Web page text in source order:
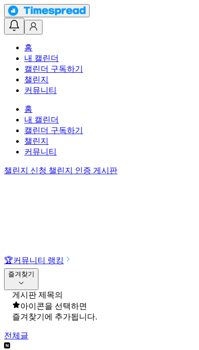
홈
내 캘린더
캘린더 구독하기
챌린지
커뮤니티
홈
내 캘린더
캘린더 구독하기
챌린지
커뮤니티
챌린지 신청 챌린지 인증 게시판
🏆커뮤니티 랭킹
즐겨찾기
게시판 제목의
아이콘을 선택하면
즐겨찾기에 추가됩니다.
전체글